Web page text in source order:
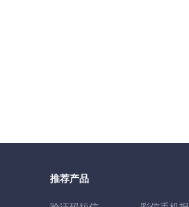
推荐产品